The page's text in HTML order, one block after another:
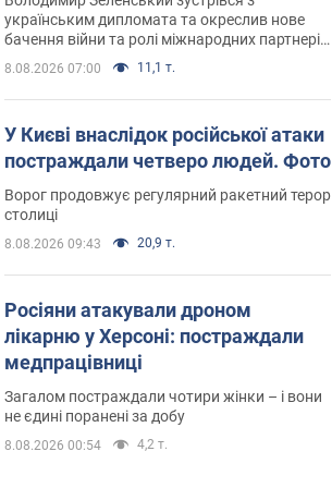
українським дипломата та окреслив нове
бачення війни та ролі міжнародних партнерів
у боротьбі з Росією
8.08.2026 07:00 11,1 т.
У Києві внаслідок російської атаки
постраждали четверо людей. Фото
Ворог продовжує регулярний ракетний терор
столиці
8.08.2026 09:43 20,9 т.
Росіяни атакували дроном
лікарню у Херсоні: постраждали
медпрацівниці
Загалом постраждали чотири жінки – і вони
не єдині поранені за добу
8.08.2026 00:54 4,2 т.